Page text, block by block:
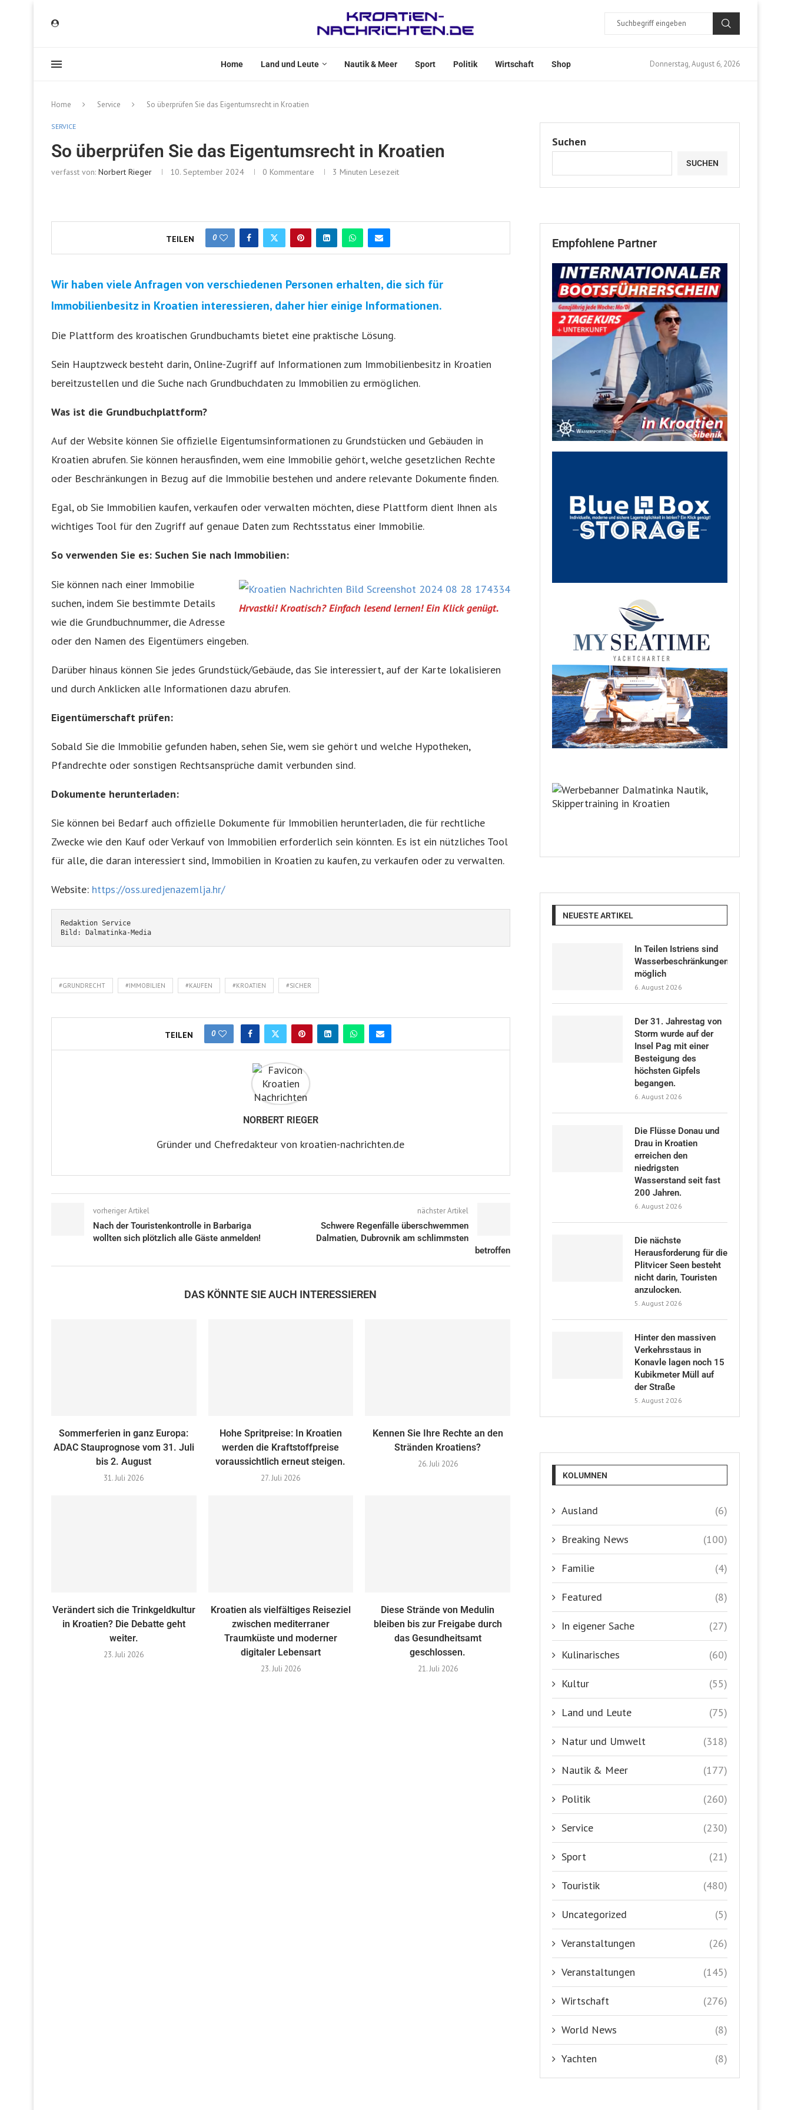
Home Land und Leute Nautik & Meer Sport Politik Wirtschaft Shop Donnerstag, August 6, 2026
Home Service So überprüfen Sie das Eigentumsrecht in Kroatien
SERVICE
So überprüfen Sie das Eigentumsrecht in Kroatien
verfasst von: Norbert Rieger 10. September 2024 0 Kommentare 3 Minuten Lesezeit
TEILEN 0
Wir haben viele Anfragen von verschiedenen Personen erhalten, die sich für
Immobilienbesitz in Kroatien interessieren, daher hier einige Informationen.
Die Plattform des kroatischen Grundbuchamts bietet eine praktische Lösung.
Sein Hauptzweck besteht darin, Online-Zugriff auf Informationen zum Immobilienbesitz in Kroatien
bereitzustellen und die Suche nach Grundbuchdaten zu Immobilien zu ermöglichen.
Was ist die Grundbuchplattform?
Auf der Website können Sie offizielle Eigentumsinformationen zu Grundstücken und Gebäuden in
Kroatien abrufen. Sie können herausfinden, wem eine Immobilie gehört, welche gesetzlichen Rechte
oder Beschränkungen in Bezug auf die Immobilie bestehen und andere relevante Dokumente finden.
Egal, ob Sie Immobilien kaufen, verkaufen oder verwalten möchten, diese Plattform dient Ihnen als
wichtiges Tool für den Zugriff auf genaue Daten zum Rechtsstatus einer Immobilie.
So verwenden Sie es: Suchen Sie nach Immobilien:
Hrvastki! Kroatisch? Einfach lesend lernen! Ein Klick genügt.
Sie können nach einer Immobilie
suchen, indem Sie bestimmte Details
wie die Grundbuchnummer, die Adresse
oder den Namen des Eigentümers eingeben.
Darüber hinaus können Sie jedes Grundstück/Gebäude, das Sie interessiert, auf der Karte lokalisieren
und durch Anklicken alle Informationen dazu abrufen.
Eigentümerschaft prüfen:
Sobald Sie die Immobilie gefunden haben, sehen Sie, wem sie gehört und welche Hypotheken,
Pfandrechte oder sonstigen Rechtsansprüche damit verbunden sind.
Dokumente herunterladen:
Sie können bei Bedarf auch offizielle Dokumente für Immobilien herunterladen, die für rechtliche
Zwecke wie den Kauf oder Verkauf von Immobilien erforderlich sein könnten. Es ist ein nützliches Tool
für alle, die daran interessiert sind, Immobilien in Kroatien zu kaufen, zu verkaufen oder zu verwalten.
Website: https://oss.uredjenazemlja.hr/
Redaktion Service
Bild: Dalmatinka-Media
#GRUNDRECHT #IMMOBILIEN #KAUFEN #KROATIEN #SICHER
TEILEN 0
NORBERT RIEGER
Gründer und Chefredakteur von kroatien-nachrichten.de
vorheriger Artikel
Nach der Touristenkontrolle in Barbariga
wollten sich plötzlich alle Gäste anmelden!
nächster Artikel
Schwere Regenfälle überschwemmen
Dalmatien, Dubrovnik am schlimmsten
betroffen
DAS KÖNNTE SIE AUCH INTERESSIEREN
Sommerferien in ganz Europa:
ADAC Stauprognose vom 31. Juli
bis 2. August
31. Juli 2026
Hohe Spritpreise: In Kroatien
werden die Kraftstoffpreise
voraussichtlich erneut steigen.
27. Juli 2026
Kennen Sie Ihre Rechte an den
Stränden Kroatiens?
26. Juli 2026
Verändert sich die Trinkgeldkultur
in Kroatien? Die Debatte geht
weiter.
23. Juli 2026
Kroatien als vielfältiges Reiseziel
zwischen mediterraner
Traumküste und moderner
digitaler Lebensart
23. Juli 2026
Diese Strände von Medulin
bleiben bis zur Freigabe durch
das Gesundheitsamt
geschlossen.
21. Juli 2026
Suchen
SUCHEN
Empfohlene Partner
NEUESTE ARTIKEL
In Teilen Istriens sind
Wasserbeschränkungen
möglich
6. August 2026
Der 31. Jahrestag von
Storm wurde auf der
Insel Pag mit einer
Besteigung des
höchsten Gipfels
begangen.
6. August 2026
Die Flüsse Donau und
Drau in Kroatien
erreichen den
niedrigsten
Wasserstand seit fast
200 Jahren.
6. August 2026
Die nächste
Herausforderung für die
Plitvicer Seen besteht
nicht darin, Touristen
anzulocken.
5. August 2026
Hinter den massiven
Verkehrsstaus in
Konavle lagen noch 15
Kubikmeter Müll auf
der Straße
5. August 2026
KOLUMNEN
Ausland (6)
Breaking News (100)
Familie (4)
Featured (8)
In eigener Sache (27)
Kulinarisches (60)
Kultur (55)
Land und Leute (75)
Natur und Umwelt (318)
Nautik & Meer (177)
Politik (260)
Service (230)
Sport (21)
Touristik (480)
Uncategorized (5)
Veranstaltungen (26)
Veranstaltungen (145)
Wirtschaft (276)
World News (8)
Yachten (8)